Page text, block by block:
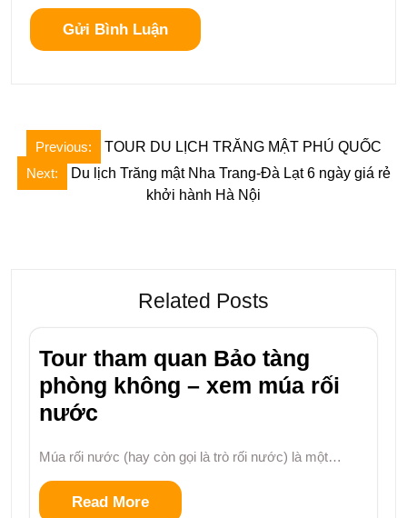
Điều
hướng
Previous:
TOUR DU LỊCH TRĂNG MẬT PHÚ QUỐC
Next:
Du lịch Trăng mật Nha Trang-Đà Lạt 6 ngày giá rẻ
khởi hành Hà Nội
Related Posts
Tour tham quan Bảo tàng
phòng không – xem múa rối
nước
Múa rối nước (hay còn gọi là trò rối nước) là một…
Read More